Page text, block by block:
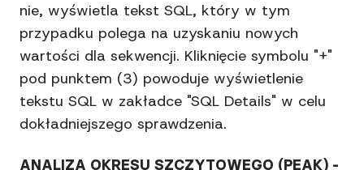
nie, wyświetla tekst SQL, który w tym
przypadku polega na uzyskaniu nowych
wartości dla sekwencji. Kliknięcie symbolu "+"
pod punktem (3) powoduje wyświetlenie
tekstu SQL w zakładce "SQL Details" w celu
dokładniejszego sprawdzenia.
ANALIZA OKRESU SZCZYTOWEGO (PEAK) -